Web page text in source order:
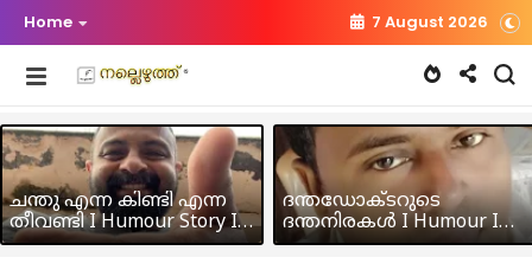
Home 7 August 2026
ചന്തു എന്ന കിണ്ടി എന്ന
തീവണ്ടി I Humour Story I
Rajeev Panicker
ദന്തഡോക്ടറുടെ
ദന്തനിരകൾ I Humour I
Hussain MK